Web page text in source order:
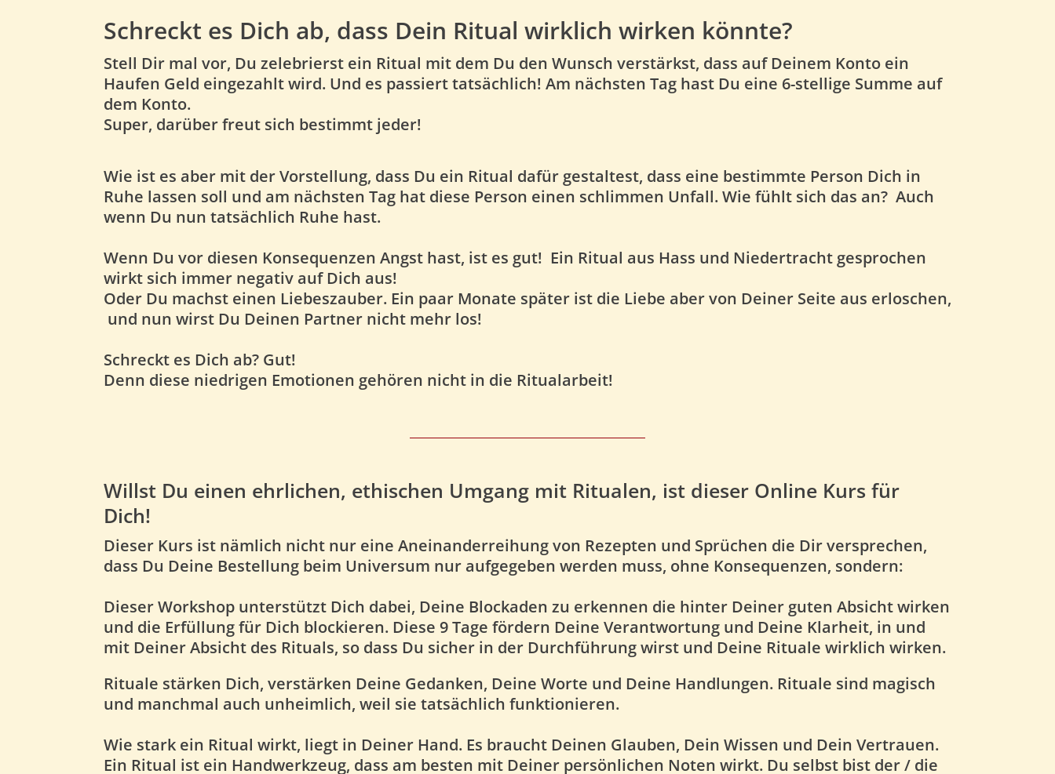
Schreckt es Dich ab, dass Dein Ritual wirklich wirken könnte?
Stell Dir mal vor, Du zelebrierst ein Ritual mit dem Du den Wunsch verstärkst, dass auf Deinem Konto ein
Haufen Geld eingezahlt wird. Und es passiert tatsächlich! Am nächsten Tag hast Du eine 6-stellige Summe auf
dem Konto.
Super, darüber freut sich bestimmt jeder!
Wie ist es aber mit der Vorstellung, dass Du ein Ritual dafür gestaltest, dass eine bestimmte Person Dich in
Ruhe lassen soll und am nächsten Tag hat diese Person einen schlimmen Unfall. Wie fühlt sich das an? Auch
wenn Du nun tatsächlich Ruhe hast.
Wenn Du vor diesen Konsequenzen Angst hast, ist es gut! Ein Ritual aus Hass und Niedertracht gesprochen
wirkt sich immer negativ auf Dich aus!
Oder Du machst einen Liebeszauber. Ein paar Monate später ist die Liebe aber von Deiner Seite aus erloschen,
und nun wirst Du Deinen Partner nicht mehr los!
Schreckt es Dich ab? Gut!
Denn diese niedrigen Emotionen gehören nicht in die Ritualarbeit!
Willst Du einen ehrlichen, ethischen Umgang mit Ritualen, ist dieser Online Kurs für
Dich!
Dieser Kurs ist nämlich nicht nur eine Aneinanderreihung von Rezepten und Sprüchen die Dir versprechen,
dass Du Deine Bestellung beim Universum nur aufgegeben werden muss, ohne Konsequenzen, sondern:
Dieser Workshop unterstützt Dich dabei, Deine Blockaden zu erkennen die hinter Deiner guten Absicht wirken
und die Erfüllung für Dich blockieren. Diese 9 Tage fördern Deine Verantwortung und Deine Klarheit, in und
mit Deiner Absicht des Rituals, so dass Du sicher in der Durchführung wirst und Deine Rituale wirklich wirken.
Rituale stärken Dich, verstärken Deine Gedanken, Deine Worte und Deine Handlungen. Rituale sind magisch
und manchmal auch unheimlich, weil sie tatsächlich funktionieren.
Wie stark ein Ritual wirkt, liegt in Deiner Hand. Es braucht Deinen Glauben, Dein Wissen und Dein Vertrauen.
Ein Ritual ist ein Handwerkzeug, dass am besten mit Deiner persönlichen Noten wirkt. Du selbst bist der / die